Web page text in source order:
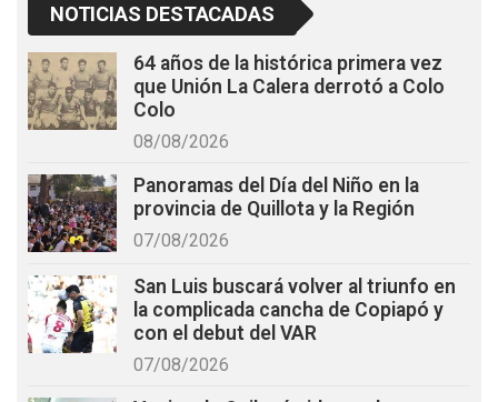
NOTICIAS DESTACADAS
64 años de la histórica primera vez
que Unión La Calera derrotó a Colo
Colo
08/08/2026
Panoramas del Día del Niño en la
provincia de Quillota y la Región
07/08/2026
San Luis buscará volver al triunfo en
la complicada cancha de Copiapó y
con el debut del VAR
07/08/2026